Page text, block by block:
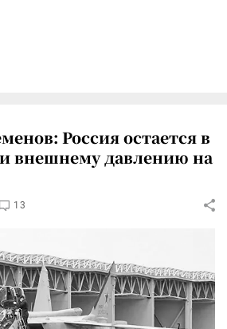
Россия остается в
внешнему давлению на
13